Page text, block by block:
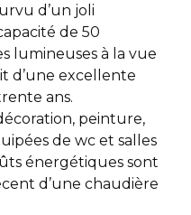
d’un joli
de 50
lumineuses à la vue
d’une excellente
ans.
peinture,
de wc et salles
énergétiques sont
d’une chaudière